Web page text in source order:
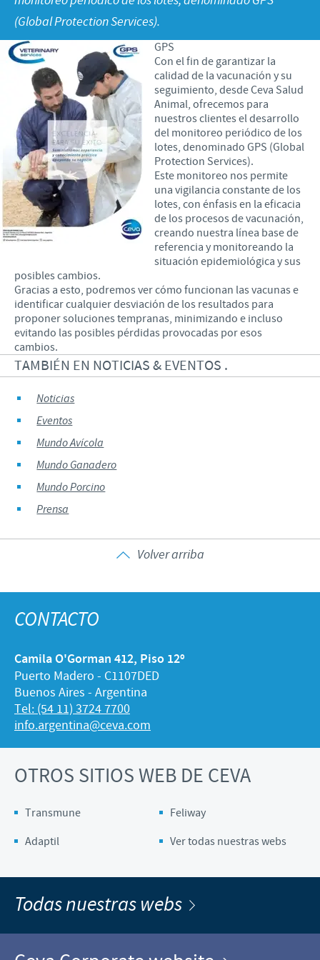
Porcinos
Mundo Ganadero
Mundo Porcino
Prensa
Nuestro Enfoque en la responsabilidad
Contribuciones
Programas de Apoyo Mundial
Patrocinios Científicos
TRABAJAR EN CEVA
Si querés trabajar con nosotros
(Global Protection Services).
GPS
Con el fin de garantizar la
calidad de la vacunación y su
seguimiento, desde Ceva Salud
Animal, ofrecemos para
nuestros clientes el desarrollo
del monitoreo periódico de los
lotes, denominado GPS (Global
Protection Services).
Este monitoreo nos permite
una vigilancia constante de los
lotes, con énfasis en la eficacia
de los procesos de vacunación,
creando nuestra línea base de
referencia y monitoreando la
situación epidemiológica y sus
posibles cambios.
Gracias a esto, podremos ver cómo funcionan las vacunas e
identificar cualquier desviación de los resultados para
proponer soluciones tempranas, minimizando e incluso
evitando las posibles pérdidas provocadas por esos
cambios.
TAMBIÉN EN NOTICIAS & EVENTOS .
Noticias
Eventos
Mundo Avícola
Mundo Ganadero
Mundo Porcino
Prensa
Volver arriba
CONTACTO
Camila O'Gorman 412, Piso 12º
Puerto Madero - C1107DED
Buenos Aires - Argentina
Tel: (54 11) 3724 7700
info.argentina@ceva.com
OTROS SITIOS WEB DE CEVA
Transmune
Feliway
Adaptil
Ver todas nuestras webs
Todas nuestras webs